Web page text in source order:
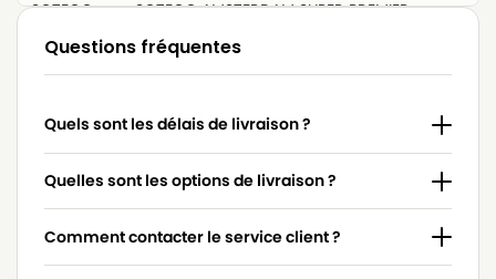
SOTECO
SOTECO AMSTERDAM SUPER PREMIER
SOTECO
SOTECO ARG DAK 103 SM
SOTECO
SOTECO BASE 315
SOTECO
SOTECO BOX
SOTECO
SOTECO BOX 1000
Questions fréquentes
Quels sont les délais de livraison ?
Quelles sont les options de livraison ?
Comment contacter le service client ?